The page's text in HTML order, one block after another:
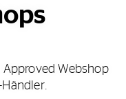
Approved Webshop